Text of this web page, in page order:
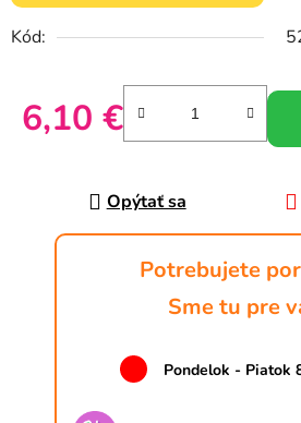
Kód:
6,10 €
Opýtať sa
Potrebujete
Sme tu pre
Pondelok - Piatok